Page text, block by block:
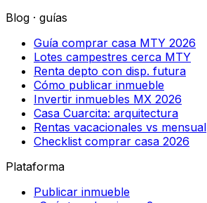
Blog · guías
Guía comprar casa MTY 2026
Lotes campestres cerca MTY
Renta depto con disp. futura
Cómo publicar inmueble
Invertir inmuebles MX 2026
Casa Cuarcita: arquitectura
Rentas vacacionales vs mensual
Checklist comprar casa 2026
Plataforma
Publicar inmueble